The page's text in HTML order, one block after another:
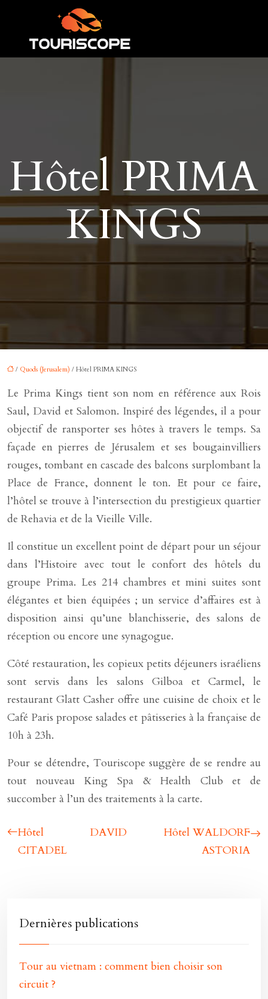
Hôtel PRIMA
KINGS
/ Quods (Jerusalem) / Hôtel PRIMA KINGS
Le Prima Kings tient son nom en référence aux Rois
Saul, David et Salomon. Inspiré des légendes, il a pour
objectif de ransporter ses hôtes à travers le temps. Sa
façade en pierres de Jérusalem et ses bougainvilliers
rouges, tombant en cascade des balcons surplombant la
Place de France, donnent le ton. Et pour ce faire,
l’hôtel se trouve à l’intersection du prestigieux quartier
de Rehavia et de la Vieille Ville.
Il constitue un excellent point de départ pour un séjour
dans l’Histoire avec tout le confort des hôtels du
groupe Prima. Les 214 chambres et mini suites sont
élégantes et bien équipées ; un service d’affaires est à
disposition ainsi qu’une blanchisserie, des salons de
réception ou encore une synagogue.
Côté restauration, les copieux petits déjeuners israéliens
sont servis dans les salons Gilboa et Carmel, le
restaurant Glatt Casher offre une cuisine de choix et le
Café Paris propose salades et pâtisseries à la française de
10h à 23h.
Pour se détendre, Touriscope suggère de se rendre au
tout nouveau King Spa & Health Club et de
succomber à l’un des traitements à la carte.
Hôtel DAVID
CITADEL
Hôtel WALDORF
ASTORIA
Dernières publications
Tour au vietnam : comment bien choisir son
circuit ?